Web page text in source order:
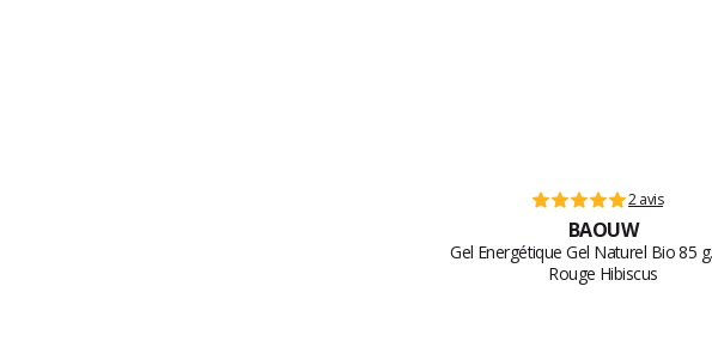
2 avis
BAOUW
Gel Energétique Gel Naturel Bio 85
Rouge Hibiscus